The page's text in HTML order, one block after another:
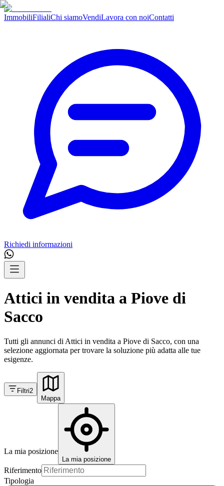
ImmobiliFilialiChi siamoVendiLavora con noiContatti
Richiedi informazioni
Attici in vendita a Piove di
Sacco
Tutti gli annunci di Attici in vendita a Piove di Sacco, con una
selezione aggiornata per trovare la soluzione più adatta alle tue
esigenze.
Filtri2
Mappa
La mia posizione
La mia posizione
Riferimento
Tipologia